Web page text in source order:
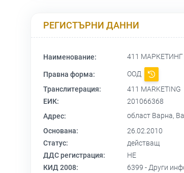
РЕГИСТЪРНИ ДАННИ
Наименование: 411 МАРКЕТИНГ
Правна форма:
ООД
Транслитерация:
411 MARKETING
ЕИК:
201066368
Адрес:
област Варна,
Основана:
26.02.2010
Статус:
действащ
ДДС регистрация:
НЕ
КИД 2008:
6399 - Други